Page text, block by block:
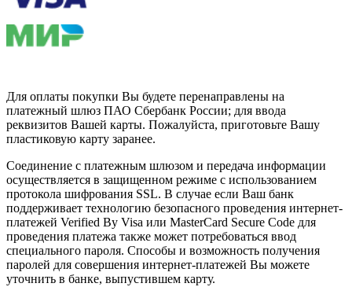
Для оплаты покупки Вы будете перенаправлены на
платежный шлюз ПАО Сбербанк России; для ввода
реквизитов Вашей карты. Пожалуйста, приготовьте Вашу
пластиковую карту заранее.
Соединение с платежным шлюзом и передача информации
осуществляется в защищенном режиме с использованием
протокола шифрования SSL. В случае если Ваш банк
поддерживает технологию безопасного проведения интернет-
платежей Verified By Visa или MasterCard Secure Code для
проведения платежа также может потребоваться ввод
специального пароля. Способы и возможность получения
паролей для совершения интернет-платежей Вы можете
уточнить в банке, выпустившем карту.